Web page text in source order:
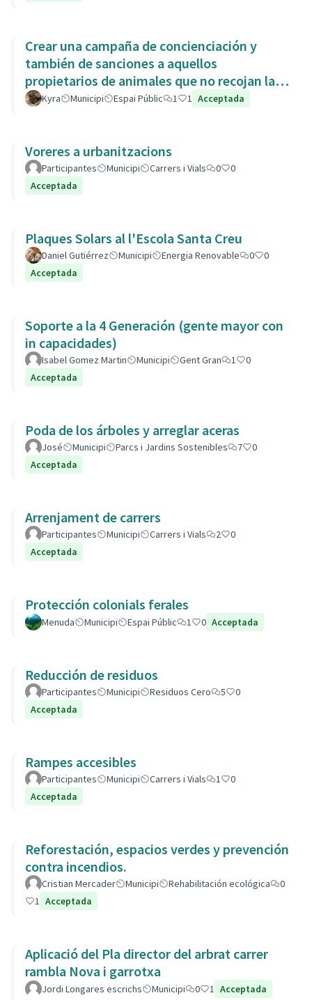
Crear una campaña de concienciación y
también de sanciones a aquellos
propietarios de animales que no recojan las
heces de las aceras. Es responsabili
Kyra Municipi Espai Públic 1 1 Acceptada
Voreres a urbanitzacions
Participantes Municipi Carrers i Vials 0
0
Acceptada
Plaques Solars al l'Escola Santa Creu
Daniel Gutiérrez Municipi Energia Renovable 0
0
Acceptada
Soporte a la 4 Generación (gente mayor con
in capacidades)
Isabel Gomez Martin Municipi Gent Gran 1
0
Acceptada
Poda de los árboles y arreglar aceras
José Municipi Parcs i Jardins Sostenibles 7
0
Acceptada
Arrenjament de carrers
Participantes Municipi Carrers i Vials 2
0
Acceptada
Protección colonials ferales
Menuda Municipi Espai Públic 1 0 Acceptada
Reducción de residuos
Participantes Municipi Residuos Cero 5
0
Acceptada
Rampes accesibles
Participantes Municipi Carrers i Vials 1
0
Acceptada
Reforestación, espacios verdes y prevención
contra incendios.
Cristian Mercader Municipi Rehabilitación ecológica
0
1 Acceptada
Aplicació del Pla director del arbrat carrer
rambla Nova i garrotxa
Jordi Longares escrichs Municipi 0 1 Acceptada